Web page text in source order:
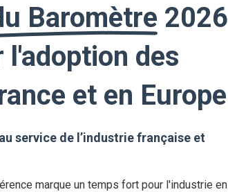
Baromètre 2026
l'adoption des
et en Europe
service de l’industrie française et
marque un temps fort pour l'industrie en